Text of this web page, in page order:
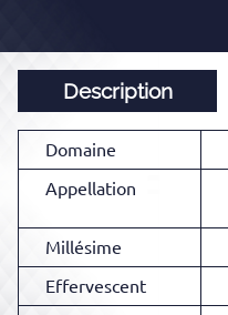
Description
Domaine
Appellation
Millésime
Effervescent